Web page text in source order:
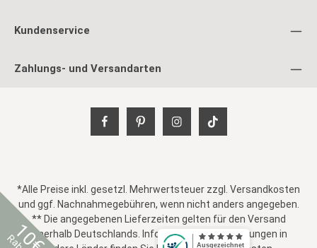
Kundenservice
Zahlungs- und Versandarten
10€
*Alle Preise inkl. gesetzl. Mehrwertsteuer zzgl. Versandkosten
und ggf. Nachnahmegebühren, wenn nicht anders angegeben.
** Die angegebenen Lieferzeiten gelten für den Versand
innerhalb Deutschlands. Informationen zu Lieferungen in